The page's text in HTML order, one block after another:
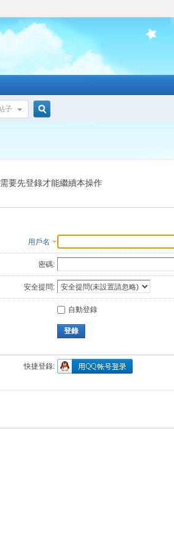
子
索
要先登錄才能繼續本操作
用戶名
密碼:
安全提問:
自動登錄
登錄
快捷登錄: